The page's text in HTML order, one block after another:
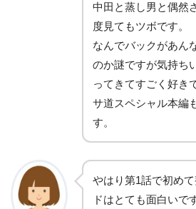
中田と蒸し男と偶然
度見てもツボです。
なんでバックがあん
のか謎ですが気持ち
ってきてすごく好き
サ道スペシャル本編
す。
やはり第1話で初め
ドはとても面白いで